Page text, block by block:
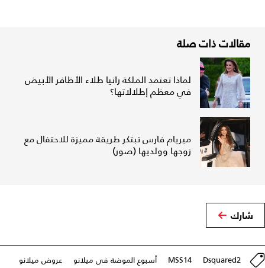
مقالات ذات صلة
لماذا تعتمد الملكة رانيا طلاء الأظافر الأبيض
في معظم إطلالاتها؟
ميريام فارس تبتكر طريقة مميزة للاحتفال مع
زوجها وولديها (صور)
شارك
Dsquared2
MSS14 أسبوع الموضة في ميلانو
عروض ميلانو